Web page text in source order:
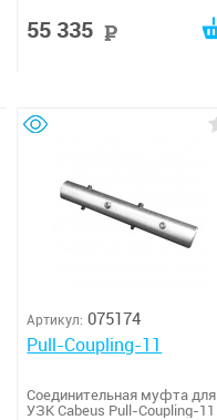
55 335
Артикул: 075174
Pull-Coupling-11
Соединительная муфта для
УЗК Cabeus Pull-Coupling-11